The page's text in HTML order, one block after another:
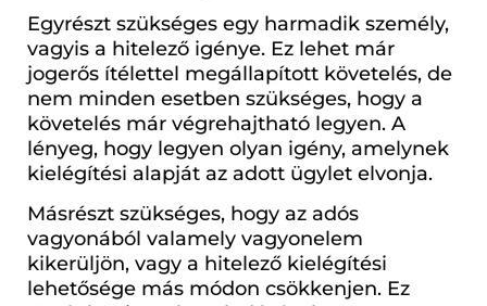
Egyrészt szükséges egy harmadik személy,
vagyis a hitelező igénye. Ez lehet már
jogerős ítélettel megállapított követelés, de
nem minden esetben szükséges, hogy a
követelés már végrehajtható legyen. A
lényeg, hogy legyen olyan igény, amelynek
kielégítési alapját az adott ügylet elvonja.
Másrészt szükséges, hogy az adós
vagyonából valamely vagyonelem
kikerüljön, vagy a hitelező kielégítési
lehetősége más módon csökkenjen. Ez